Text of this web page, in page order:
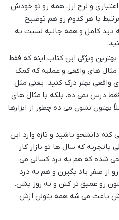
و نرخ ارز، همه رو تو خودش
با هر کدوم رو هم توضیح
دید کامل و همه جانبه نسبت به
بهترین ویژگی این کتاب اینه که فقط
مثال های واقعی و عملیه که کمک
واقعی بهتر درک کنید. یعنی مثل
درس نمی ده، بلکه با مثال های
بهتون نشون می ده چطور از ابزارها
کنه دانشجو باشید و تازه وارد این
باتجربه که سال ها تو بازار کار
شده که هم به درد کسانی می
از صفر یاد بگیرن و هم به درد
رو عمیق تر کنن و به روز بشن.
باعث می شه همه بتونن ازش